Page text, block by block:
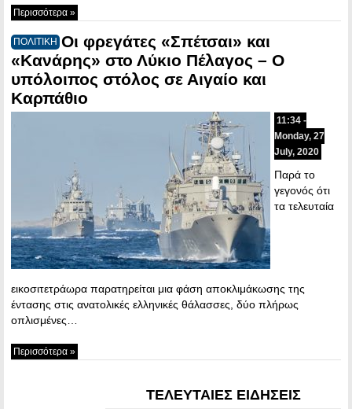
Περισσότερα »
ΠΟΛΙΤΙΚΗ Οι φρεγάτες «Σπέτσαι» και
«Κανάρης» στο Λύκιο Πέλαγος – Ο
υπόλοιπος στόλος σε Αιγαίο και
Καρπάθιο
11:34 -
Monday, 27
July, 2020
Παρά το
γεγονός ότι
τα τελευταία
εικοσιτετράωρα παρατηρείται μια φάση αποκλιμάκωσης της
έντασης στις ανατολικές ελληνικές θάλασσες, δύο πλήρως
οπλισμένες…
Περισσότερα »
ΤΕΛΕΥΤΑΙΕΣ ΕΙΔΗΣΕΙΣ